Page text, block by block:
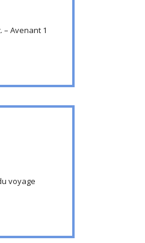
Avenant 1
voyage